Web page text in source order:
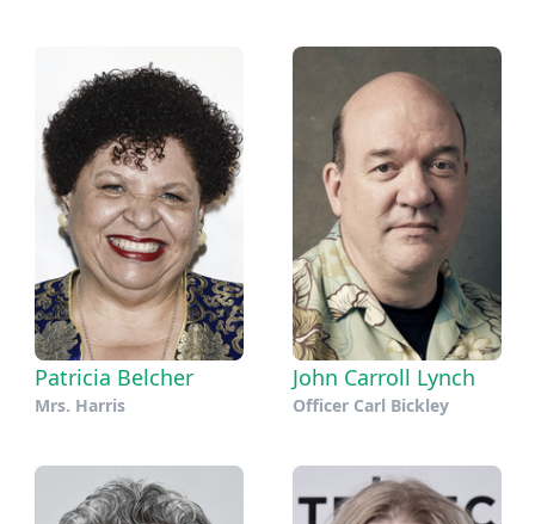
Patricia Belcher
Mrs. Harris
John Carroll Lynch
Officer Carl Bickley